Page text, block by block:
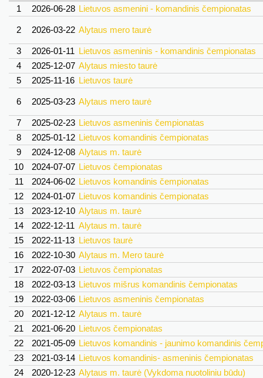
1
2026-06-28 Lietuvos asmenini - komandinis čempionatas
2 2026-03-22 Alytaus mero taurė
3 2026-01-11 Lietuvos asmeninis - komandinis čempionatas
4
2025-12-07 Alytaus miesto taurė
5
2025-11-16 Lietuvos taurė
6 2025-03-23 Alytaus mero taurė
7 2025-02-23 Lietuvos asmeninis čempionatas
8
2025-01-12 Lietuvos komandinis čempionatas
9
2024-12-08 Alytaus m. taurė
10
2024-07-07 Lietuvos čempionatas
11
2024-06-02 Lietuvos komandinis čempionatas
12
2024-01-07 Lietuvos komandinis čempionatas
13
2023-12-10 Alytaus m. taurė
14
2022-12-11 Alytaus m. taurė
15
2022-11-13 Lietuvos taurė
16
2022-10-30 Alytaus m. Mero taurė
17
2022-07-03 Lietuvos čempionatas
18
2022-03-13 Lietuvos mišrus komandinis čempionatas
19
2022-03-06 Lietuvos asmeninis čempionatas
20
2021-12-12 Alytaus m. taurė
21
2021-06-20 Lietuvos čempionatas
22
2021-05-09 Lietuvos komandinis - jaunimo komandinis
23
2021-03-14 Lietuvos komandinis- asmeninis čempionatas
24
2020-12-23 Alytaus m. taurė (Vykdoma nuotoliniu būdu)